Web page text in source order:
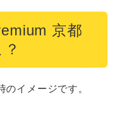
京都
イメージです。